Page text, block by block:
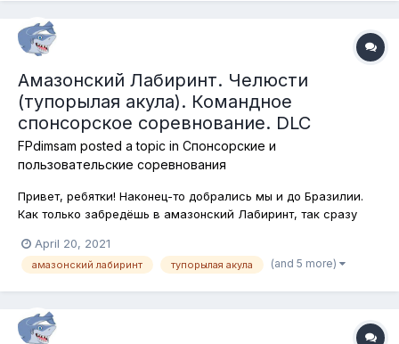
Амазонский Лабиринт. Челюсти
(тупорылая акула). Командное
спонсорское соревнование. DLC
FPdimsam posted a topic in Спонсорские и
пользовательские соревнования
Привет, ребятки! Наконец-то добрались мы и до Бразилии.
Как только забредёшь в амазонский Лабиринт, так сразу
И снасть можешь использовать любую. И наживку
(приманку). Хоть бойлы с пеллетсами. Главная задача -
April 20, 2021
амазонский лабиринт тупорылая акула (and 5 more)